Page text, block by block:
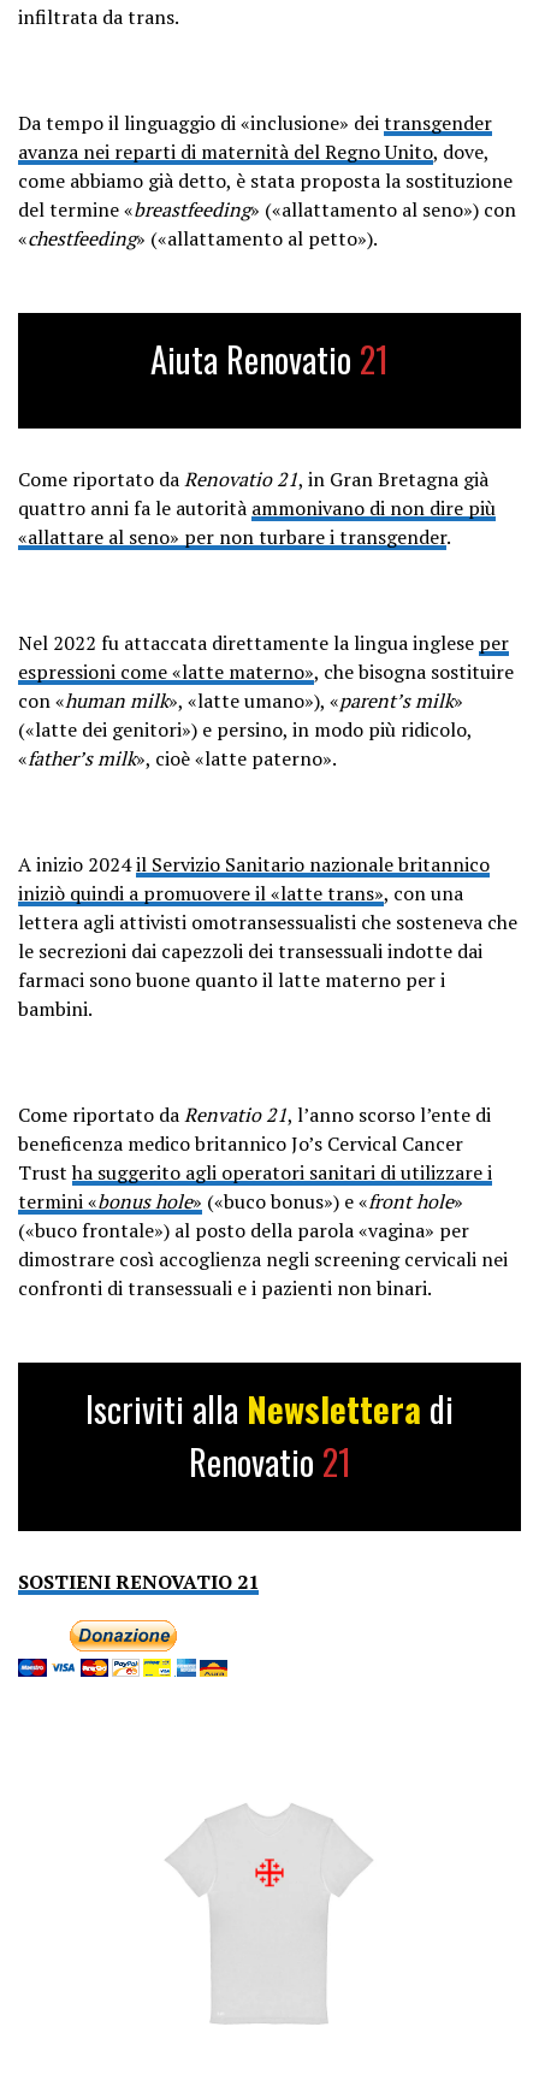
infiltrata da trans.
Da tempo il linguaggio di «inclusione» deitransgender
avanza nei reparti di maternità del Regno Unito, dove,
come abbiamo già detto, è stata proposta la sostituzione
del termine «breastfeeding» («allattamento al seno») con
«chestfeeding» («allattamento al petto»).
Aiuta Renovatio 21
Come riportato daRenovatio 21, in Gran Bretagna già
quattro anni fa le autorità ammonivano di non dire più
«allattare al seno» per non turbare i transgender.
Nel 2022 fu attaccata direttamente la lingua inglese per
espressioni come «latte materno», che bisogna sostituire
con «human milk», «latte umano»), «parent’s milk»
(«latte dei genitori») e persino, in modo più ridicolo,
«father’s milk», cioè «latte paterno».
A inizio 2024il Servizio Sanitario nazionale britannico
iniziò quindi a promuovere il «latte trans», con una
lettera agli attivisti omotransessualisti che sosteneva che
le secrezioni dai capezzoli dei transessuali indotte dai
farmaci sono buone quanto il latte materno per i
bambini.
Come riportato daRenvatio 21, l’anno scorso l’ente di
beneficenza medico britannico Jo’s Cervical Cancer
Trustha suggerito agli operatori sanitari di utilizzare i
termini «bonus hole» («buco bonus») e «front hole»
(«buco frontale») al posto della parola «vagina» per
dimostrare così accoglienza negli screening cervicali nei
confronti di transessuali e i pazienti non binari.
Iscriviti alla Newslettera di
Renovatio 21
SOSTIENI RENOVATIO 21